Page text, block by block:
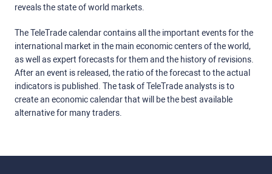
reveals the state of world markets.
The TeleTrade calendar contains all the important events for the
international market in the main economic centers of the world,
as well as expert forecasts for them and the history of revisions.
After an event is released, the ratio of the forecast to the actual
indicators is published. The task of TeleTrade analysts is to
create an economic calendar that will be the best available
alternative for many traders.